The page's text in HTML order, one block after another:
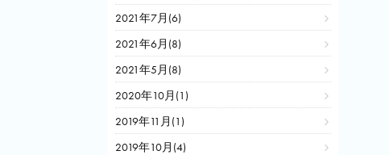
2021年7月(6)
2021年6月(8)
2021年5月(8)
2020年10月(1)
2019年11月(1)
2019年10月(4)